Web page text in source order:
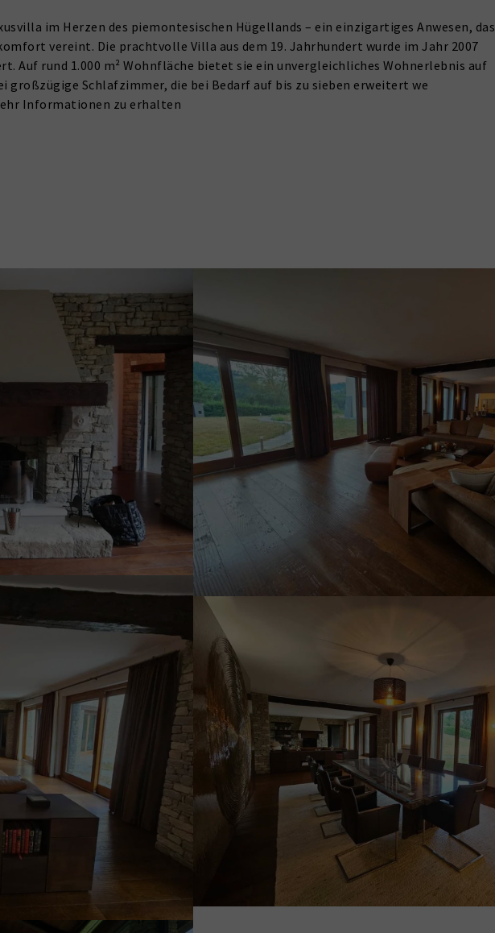
im Herzen des piemontesischen Hügellands – ein einzigartiges Anwesen, das
vereint. Die prachtvolle Villa aus dem 19. Jahrhundert wurde im Jahr 2007
Auf rund 1.000 m² Wohnfläche bietet sie ein unvergleichliches Wohnerlebnis auf
großzügige Schlafzimmer, die bei Bedarf auf bis zu sieben erweitert we
Informationen zu erhalten